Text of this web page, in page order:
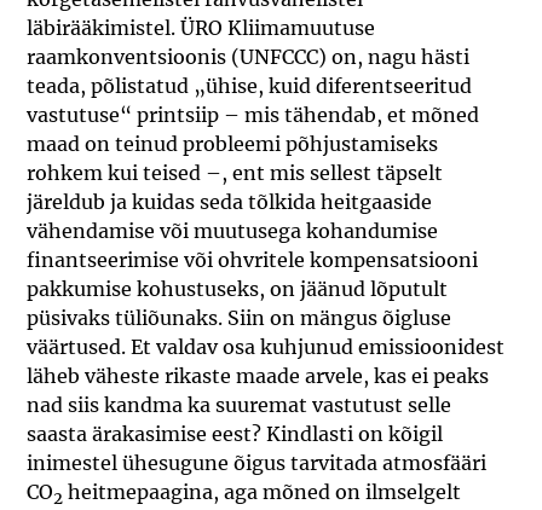
läbirääkimistel. ÜRO Kliimamuutuse
raamkonventsioonis (UNFCCC) on, nagu hästi
teada, põlistatud „ühise, kuid diferentseeritud
vastutuse“ printsiip – mis tähendab, et mõned
maad on teinud probleemi põhjustamiseks
rohkem kui teised –, ent mis sellest täpselt
järeldub ja kuidas seda tõlkida heitgaaside
vähendamise või muutusega kohandumise
finantseerimise või ohvritele kompensatsiooni
pakkumise kohustuseks, on jäänud lõputult
püsivaks tüliõunaks. Siin on mängus õigluse
väärtused. Et valdav osa kuhjunud emissioonidest
läheb väheste rikaste maade arvele, kas ei peaks
nad siis kandma ka suuremat vastutust selle
saasta ärakasimise eest? Kindlasti on kõigil
inimestel ühesugune õigus tarvitada atmosfääri
CO2 heitmepaagina, aga mõned on ilmselgelt